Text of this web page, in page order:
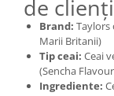
de
Brand: Taylors
Marii Britanii)
Tip ceai: Ceai
(Sencha
Ingrediente: